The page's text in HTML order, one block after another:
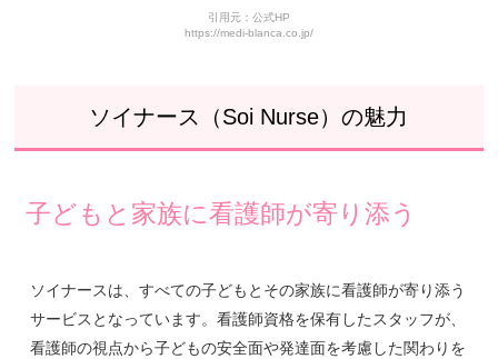
ソイナース（Soi Nurse）の求人情報
ソイナース（Soi Nurse）の基本情報
引用元：公式HP
https://medi-blanca.co.jp/
ソイナース（Soi Nurse）の魅力
子どもと家族に看護師が寄り添う
ソイナースは、すべての子どもとその家族に看護師が寄り添う
サービスとなっています。看護師資格を保有したスタッフが、
看護師の視点から子どもの安全面や発達面を考慮した関わりを